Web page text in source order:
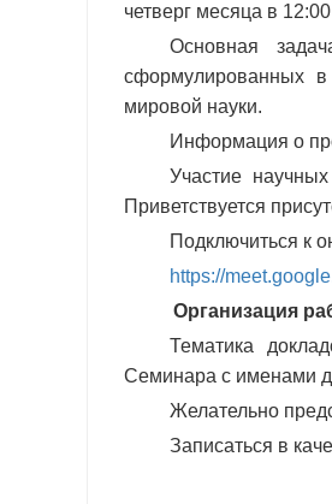
четверг месяца в
Основная
сформулированных
мировой науки.
Информация о
Участие
Приветствуется
Подключиться к
https://
Организация
Тематика
Семинара с именами
Желательно
Записаться в